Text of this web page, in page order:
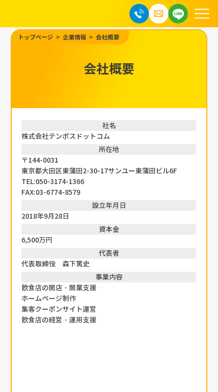
トップページ 企業情報 会社概要
会社概要
社名
株式会社テンポスドットコム
所在地
〒144-0031
東京都大田区東蒲田2-30-17サンユー東蒲田ビル6F
TEL:050-3174-1366
FAX:03-6774-8579
設立年月日
2018年9月28日
資本金
6,500万円
代表者
代表取締役 森下篤史
事業内容
飲食店の開店・開業支援
ホームページ制作
集客クーポンサイト運営
飲食店の経営・運用支援